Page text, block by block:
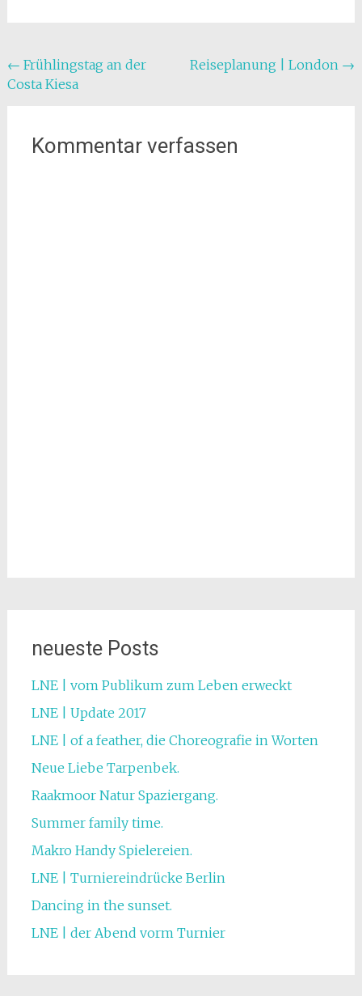
Beitragsnavigation
← Frühlingstag an der
Costa Kiesa
Reiseplanung | London →
Kommentar verfassen
neueste Posts
LNE | vom Publikum zum Leben erweckt
LNE | Update 2017
LNE | of a feather, die Choreografie in Worten
Neue Liebe Tarpenbek.
Raakmoor Natur Spaziergang.
Summer family time.
Makro Handy Spielereien.
LNE | Turniereindrücke Berlin
Dancing in the sunset.
LNE | der Abend vorm Turnier